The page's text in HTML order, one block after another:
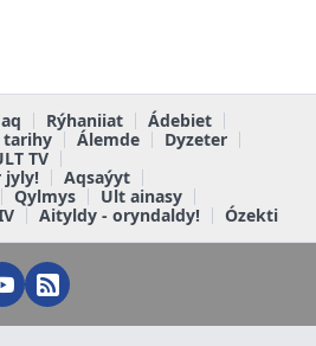
Rýhaniiat
Ádebiet
tarihy Álemde
Dyzeter
TV
jyly!
Aqsaýyt
Qylmys
Ult ainasy
Aityldy - oryndaldy! Ózekti